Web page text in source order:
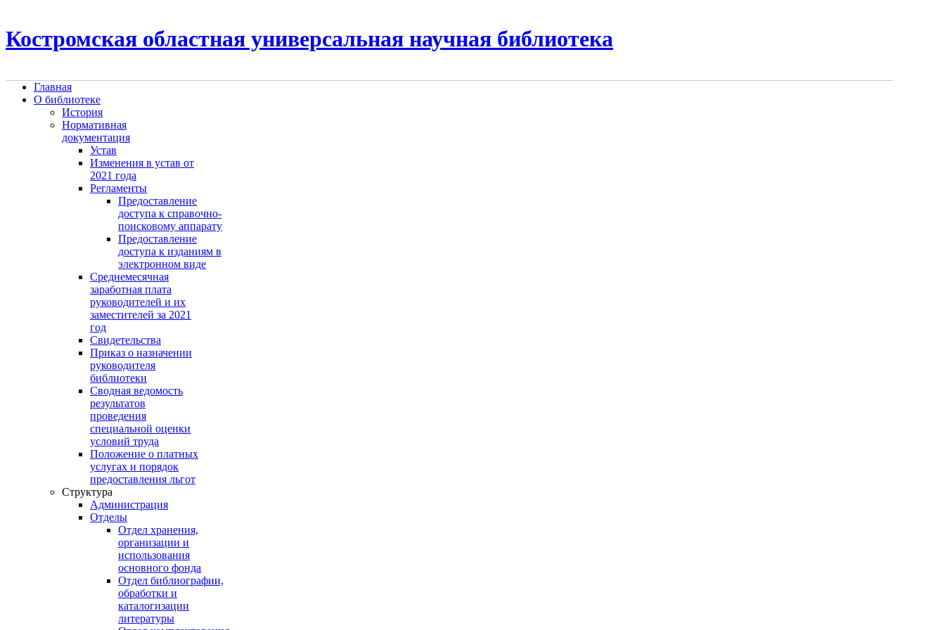
Костромская областная универсальная научная библиотека
Главная
О библиотеке
История
Нормативная
документация
Устав
Изменения в устав от
2021 года
Регламенты
Предоставление
доступа к справочно-
поисковому аппарату
Предоставление
доступа к изданиям в
электронном виде
Среднемесячная
заработная плата
руководителей и их
заместителей за 2021
год
Свидетельства
Приказ о назначении
руководителя
библиотеки
Сводная ведомость
результатов
проведения
специальной оценки
условий труда
Положение о платных
услугах и порядок
предоставления льгот
Структура
Администрация
Отделы
Отдел хранения,
организации и
использования
основного фонда
Отдел библиографии,
обработки и
каталогизации
литературы